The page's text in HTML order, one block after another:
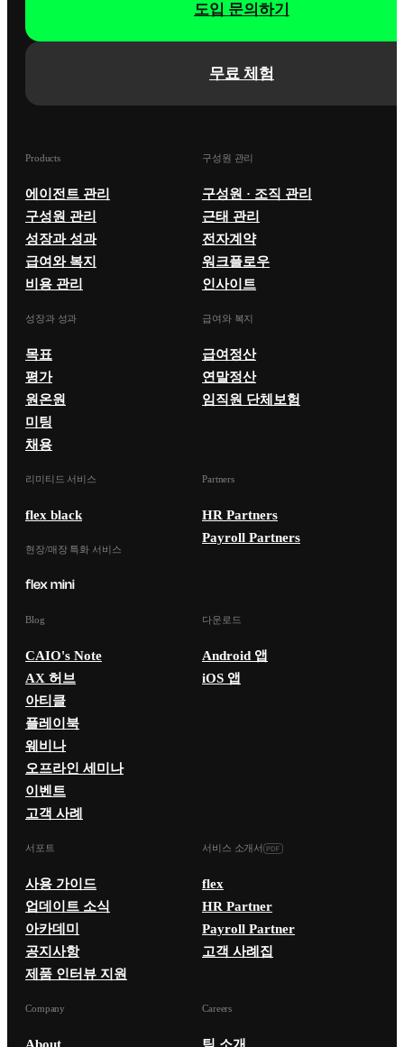
무료 체험
도입 문의하기
Products
에이전트 관리
구성원 관리
성장과 성과
급여와 복지
비용 관리
구성원 관리
구성원 · 조직 관리
근태 관리
전자계약
워크플로우
인사이트
성장과 성과
목표
평가
원온원
미팅
채용
급여와 복지
급여정산
연말정산
임직원 단체보험
리미티드 서비스
flex black
현장/매장 특화 서비스
Partners
HR Partners
Payroll Partners
Blog
CAIO's Note
AX 허브
아티클
플레이북
웨비나
오프라인 세미나
이벤트
고객 사례
다운로드
Android 앱
iOS 앱
서포트
사용 가이드
업데이트 소식
아카데미
공지사항
제품 인터뷰 지원
서비스 소개서
flex
HR Partner
Payroll Partner
고객 사례집
Company
About
Careers
팀 소개